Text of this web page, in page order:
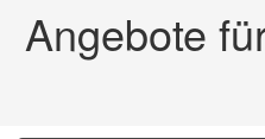
Angebote